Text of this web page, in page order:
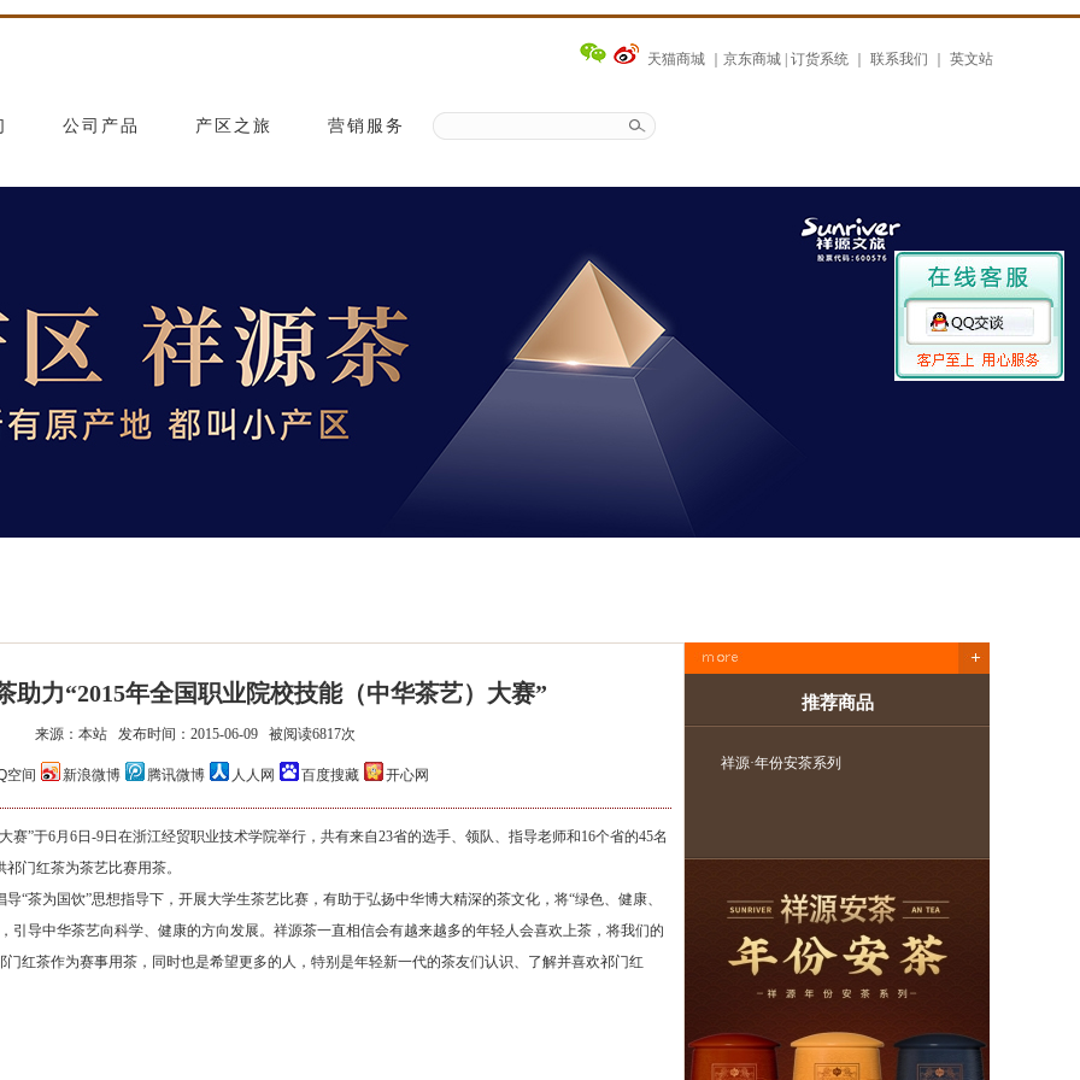
天猫商城 京东商城 订货系统 联系我们 英文站
公司产品 产区之旅 营销服务
助力“2015年全国职业院校技能（中华茶艺）大赛”
来源：本站 发布时间：2015-06-09 被阅读6817次
空间 新浪微博 腾讯微博 人人网 百度搜藏 开心网
赛”于6月6日-9日在浙江经贸职业技术学院举行，共有来自23省的选手、领队、指导老师和16个省的45名
门红茶为茶艺比赛用茶。
“茶为国饮”思想指导下，开展大学生茶艺比赛，有助于弘扬中华博大精深的茶文化，将“绿色、健康、
引导中华茶艺向科学、健康的方向发展。祥源茶一直相信会有越来越多的年轻人会喜欢上茶，将我们的
红茶作为赛事用茶，同时也是希望更多的人，特别是年轻新一代的茶友们认识、了解并喜欢祁门红
推荐商品
祥源·年份安茶系列